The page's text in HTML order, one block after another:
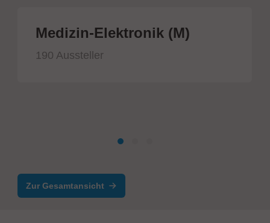
Medizin-Elektronik (M)
190 Aussteller
Zur Gesamtansicht